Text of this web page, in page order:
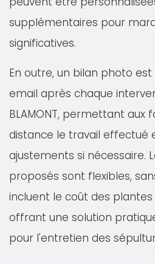
supplémentaires pour
significatives.
En outre, un bilan photo
email après chaque
BLAMONT, permettant aux
distance le travail effectué
ajustements si nécessaire.
proposés sont flexibles,
incluent le coût des
offrant une solution
pour l'entretien des